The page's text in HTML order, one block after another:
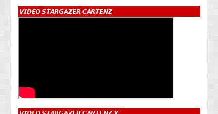
𝙑𝙄𝘿𝙀𝙊 𝙎𝙏𝘼𝙍𝙂𝘼𝙕𝙀𝙍 𝘾𝘼𝙍𝙏𝙀𝙉𝙕